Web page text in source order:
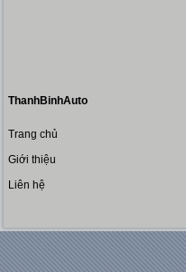
ThanhBinhAuto
Trang chủ
Giới thiệu
Liên hệ